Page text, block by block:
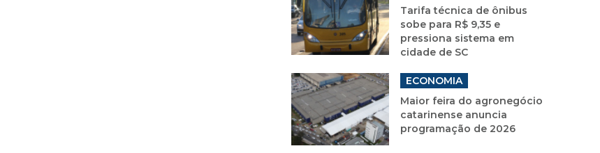
Tarifa técnica de ônibus
sobe para R$ 9,35 e
pressiona sistema em
cidade de SC
ECONOMIA
Maior feira do agronegócio
catarinense anuncia
programação de 2026